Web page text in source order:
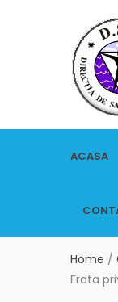
ACASA
Home /
Erata